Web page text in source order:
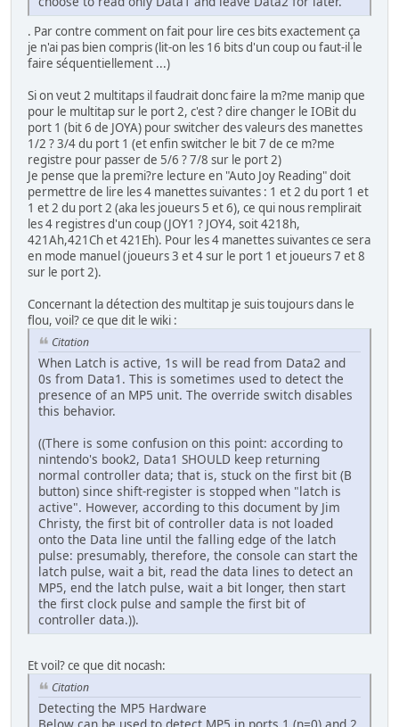
. Par contre comment on fait pour lire ces bits exactement ça
je n'ai pas bien compris (lit-on les 16 bits d'un coup ou faut-il le
faire séquentiellement ...)
Si on veut 2 multitaps il faudrait donc faire la m?me manip que
pour le multitap sur le port 2, c'est ? dire changer le IOBit du
port 1 (bit 6 de JOYA) pour switcher des valeurs des manettes
1/2 ? 3/4 du port 1 (et enfin switcher le bit 7 de ce m?me
registre pour passer de 5/6 ? 7/8 sur le port 2)
Je pense que la premi?re lecture en "Auto Joy Reading" doit
permettre de lire les 4 manettes suivantes : 1 et 2 du port 1 et
1 et 2 du port 2 (aka les joueurs 5 et 6), ce qui nous remplirait
les 4 registres d'un coup (JOY1 ? JOY4, soit 4218h,
421Ah,421Ch et 421Eh). Pour les 4 manettes suivantes ce sera
en mode manuel (joueurs 3 et 4 sur le port 1 et joueurs 7 et 8
sur le port 2).
Concernant la détection des multitap je suis toujours dans le
flou, voil? ce que dit le wiki :
Citation
When Latch is active, 1s will be read from Data2 and
0s from Data1. This is sometimes used to detect the
presence of an MP5 unit. The override switch disables
this behavior.
((There is some confusion on this point: according to
nintendo's book2, Data1 SHOULD keep returning
normal controller data; that is, stuck on the first bit (B
button) since shift-register is stopped when "latch is
active". However, according to this document by Jim
Christy, the first bit of controller data is not loaded
onto the Data line until the falling edge of the latch
pulse: presumably, therefore, the console can start the
latch pulse, wait a bit, read the data lines to detect an
MP5, end the latch pulse, wait a bit longer, then start
the first clock pulse and sample the first bit of
controller data.)).
Et voil? ce que dit nocash:
Citation
Detecting the MP5 Hardware